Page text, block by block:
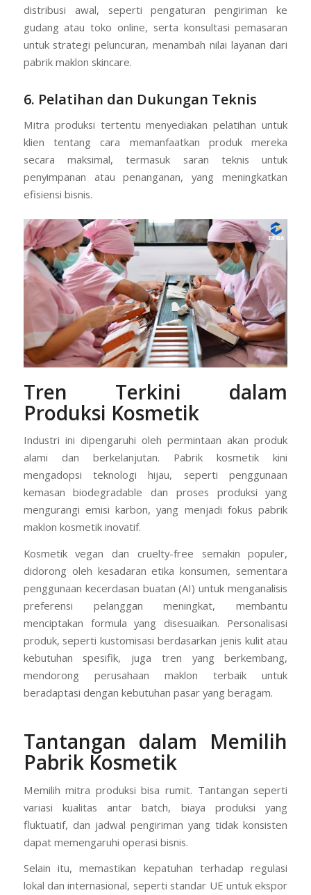
distribusi awal, seperti pengaturan pengiriman ke
gudang atau toko online, serta konsultasi pemasaran
untuk strategi peluncuran, menambah nilai layanan dari
pabrik maklon skincare.
6. Pelatihan dan Dukungan Teknis
Mitra produksi tertentu menyediakan pelatihan untuk
klien tentang cara memanfaatkan produk mereka
secara maksimal, termasuk saran teknis untuk
penyimpanan atau penanganan, yang meningkatkan
efisiensi bisnis.
Tren Terkini dalam
Produksi Kosmetik
Industri ini dipengaruhi oleh permintaan akan produk
alami dan berkelanjutan. Pabrik kosmetik kini
mengadopsi teknologi hijau, seperti penggunaan
kemasan biodegradable dan proses produksi yang
mengurangi emisi karbon, yang menjadi fokus pabrik
maklon kosmetik inovatif.
Kosmetik vegan dan cruelty-free semakin populer,
didorong oleh kesadaran etika konsumen, sementara
penggunaan kecerdasan buatan (AI) untuk menganalisis
preferensi pelanggan meningkat, membantu
menciptakan formula yang disesuaikan. Personalisasi
produk, seperti kustomisasi berdasarkan jenis kulit atau
kebutuhan spesifik, juga tren yang berkembang,
mendorong perusahaan maklon terbaik untuk
beradaptasi dengan kebutuhan pasar yang beragam.
Tantangan dalam Memilih
Pabrik Kosmetik
Memilih mitra produksi bisa rumit. Tantangan seperti
variasi kualitas antar batch, biaya produksi yang
fluktuatif, dan jadwal pengiriman yang tidak konsisten
dapat memengaruhi operasi bisnis.
Selain itu, memastikan kepatuhan terhadap regulasi
lokal dan internasional, seperti standar UE untuk ekspor